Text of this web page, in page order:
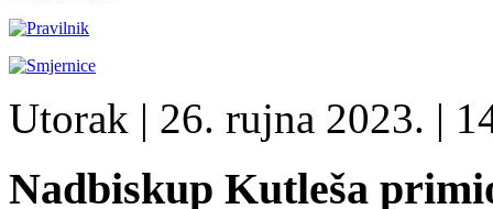
Utorak | 26. rujna 2023. |
Nadbiskup Kutleša